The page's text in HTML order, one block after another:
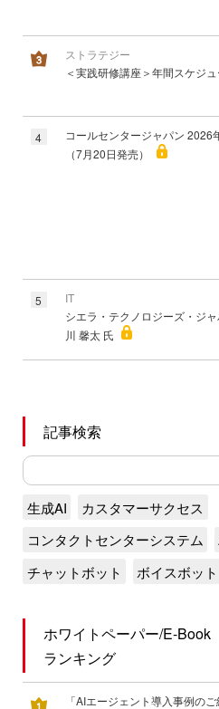
ストラテジー
＜実践研修講座＞年間スケジ
4
コールセンタージャパン 2026
（7月20日発売）
5
IT
シエラ・テクノロジーズ・ジ
川 馨太 氏
記事検索
生成AI
カスタマーサクセス
コンタクトセンターシステム
チャットボット
ボイスボット
ホワイトペーパー/E-Book
ランキング
「AIエージェント導入事例の